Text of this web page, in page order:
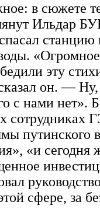
в сюжете
Ильдар
станцию
эту
он. — Ну,
с нами нет».
сотрудниках
путинского
«и сегодня
сфере, за